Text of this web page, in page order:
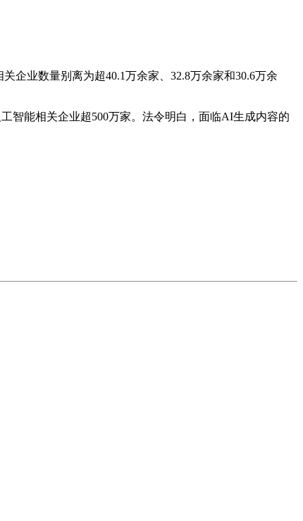
业数量别离为超40.1万余家、32.8万余家和30.6万余
能相关企业超500万家。法令明白，面临AI生成内容的